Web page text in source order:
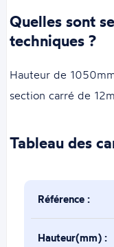
Quelles sont
techniques ?
Hauteur de
section carré de
Tableau des
Référence :
Hauteur(mm) :